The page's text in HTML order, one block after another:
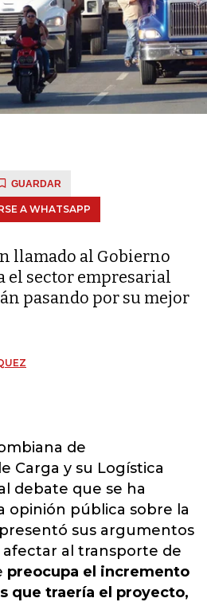
GUARDAR
A WHATSAPP
llamado al Gobierno
el sector empresarial
pasando por su mejor
de
Carga y su Logística
debate que se ha
opinión pública sobre la
sus argumentos
al transporte de
preocupa el incremento
que traería el proyecto,